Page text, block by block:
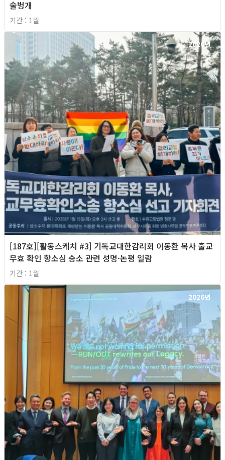
술벙개
기간 : 1월
2026년
[187호][활동스케치 #3] 기독교대한감리회 이동환 목사 출교
무효 확인 항소심 승소 관련 성명·논평 일람
기간 : 1월
2026년